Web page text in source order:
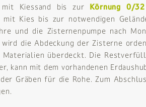
mit Kiessand bis zur Körnung 0/32
Kies bis zur notwendigen
und die Zisternenpumpe nach
die Abdeckung der Zisterne
überdeckt. Die
kann mit dem vorhandenen
Gräben für die Rohe. Zum